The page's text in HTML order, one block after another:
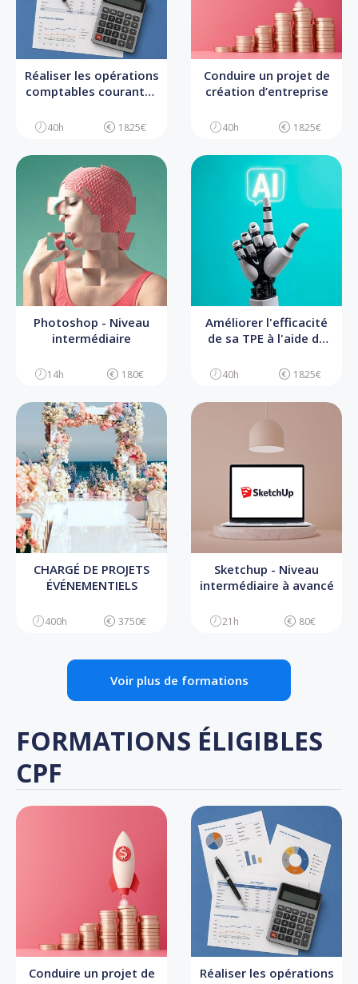
Réaliser les opérations
comptables courantes
40h 1825€
Conduire un projet de
création d’entreprise
40h 1825€
Photoshop - Niveau
intermédiaire
14h 180€
Améliorer l'efficacité
de sa TPE à l'aide de
40h 1825€
CHARGÉ DE PROJETS
ÉVÉNEMENTIELS
400h 3750€
Sketchup - Niveau
intermédiaire à avancé
21h 80€
Voir plus de formations
FORMATIONS ÉLIGIBLES
CPF
Conduire un projet de
Réaliser les opérations